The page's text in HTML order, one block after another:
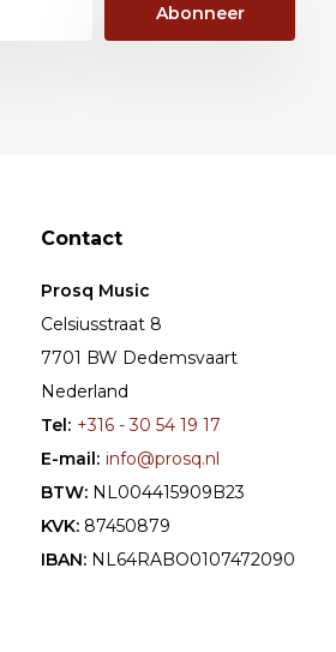
Abonneer
Contact
Prosq Music
Celsiusstraat 8
7701 BW Dedemsvaart
Nederland
Tel: +316 - 30 54 19 17
E-mail: info@prosq.nl
BTW: NL004415909B23
KVK: 87450879
IBAN: NL64RABO0107472090